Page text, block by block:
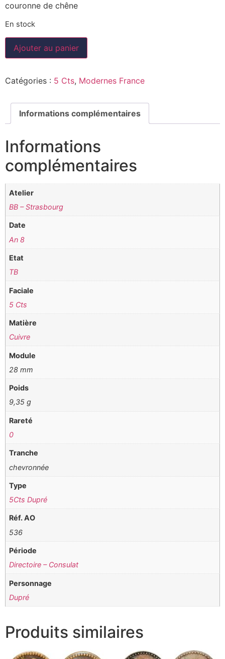
couronne de chêne
En stock
Ajouter au panier
Catégories : 5 Cts, Modernes France
Informations complémentaires
Informations
complémentaires
Atelier
BB – Strasbourg
Date
An 8
Etat
TB
Faciale
5 Cts
Matière
Cuivre
Module
28 mm
Poids
9,35 g
Rareté
0
Tranche
chevronnée
Type
5Cts Dupré
Réf. AO
536
Période
Directoire – Consulat
Personnage
Dupré
Produits similaires